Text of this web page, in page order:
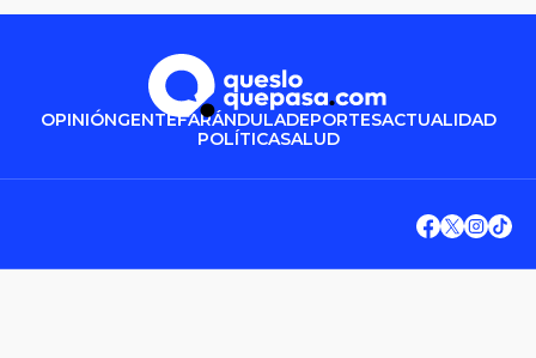
OPINIÓNGENTEFARÁNDULADEPORTESACTUALIDAD
POLÍTICASALUD